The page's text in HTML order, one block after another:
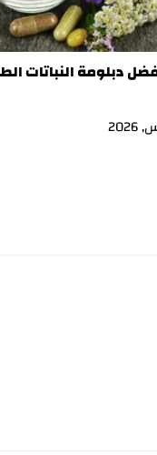
دبلومة النباتات